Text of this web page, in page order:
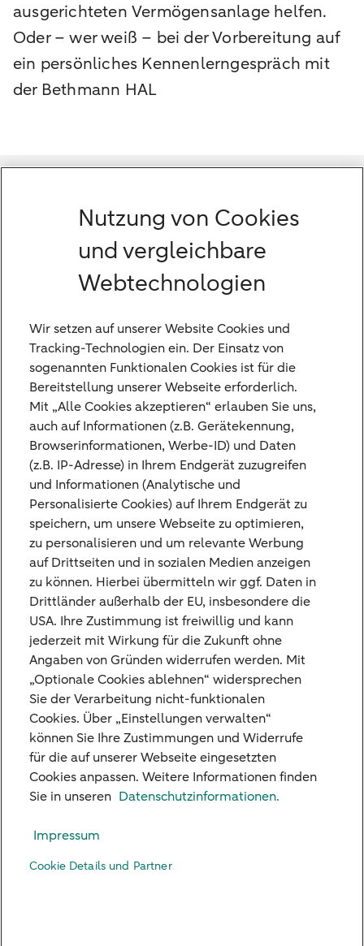
ausgerichteten Vermögensanlage helfen.
Oder – wer weiß – bei der Vorbereitung auf
ein persönliches Kennenlerngespräch mit
der Bethmann HAL
Am Anfang der Vermögensplanung steht die
Frage, was Sie erreichen wollen. Denn
abgesehen vom Wunsch nach einem
gewissen Wertzuwachs, der wohl alle
Anleger eint, können die individuellen Ziele
sehr unterschiedlich ausfallen. Diese und
wichtige weitere Fragen finde Sie in
unserem Whitepaper.
Jetzt Whitepaper herunterladen (PDF, 3 MB)
Unsere Niederlassungen
Standpunkte
Kontakt
Nutzung von Cookies
und vergleichbare
Webtechnologien
Wir setzen auf unserer Website Cookies und
Tracking-Technologien ein. Der Einsatz von
sogenannten Funktionalen Cookies ist für die
Bereitstellung unserer Webseite erforderlich.
Mit „Alle Cookies akzeptieren“ erlauben Sie uns,
auch auf Informationen (z.B. Gerätekennung,
Browserinformationen, Werbe-ID) und Daten
(z.B. IP-Adresse) in Ihrem Endgerät zuzugreifen
und Informationen (Analytische und
Personalisierte Cookies) auf Ihrem Endgerät zu
speichern, um unsere Webseite zu optimieren,
zu personalisieren und um relevante Werbung
auf Drittseiten und in sozialen Medien anzeigen
zu können. Hierbei übermitteln wir ggf. Daten in
Drittländer außerhalb der EU, insbesondere die
USA. Ihre Zustimmung ist freiwillig und kann
jederzeit mit Wirkung für die Zukunft ohne
Angaben von Gründen widerrufen werden. Mit
„Optionale Cookies ablehnen“ widersprechen
Sie der Verarbeitung nicht-funktionalen
Cookies. Über „Einstellungen verwalten“
können Sie Ihre Zustimmungen und Widerrufe
für die auf unserer Webseite eingesetzten
Cookies anpassen. Weitere Informationen finden
Sie in unseren Datenschutzinformationen.
Impressum
Cookie Details und Partner